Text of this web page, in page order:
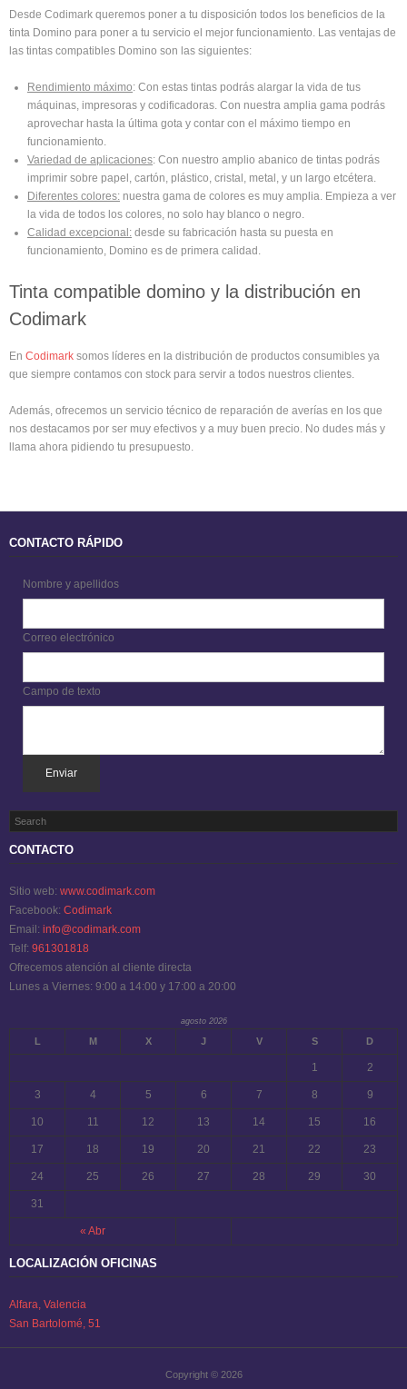
Desde Codimark queremos poner a tu disposición todos los beneficios de la
tinta Domino para poner a tu servicio el mejor funcionamiento. Las ventajas de
las tintas compatibles Domino son las siguientes:
Rendimiento máximo: Con estas tintas podrás alargar la vida de tus
máquinas, impresoras y codificadoras. Con nuestra amplia gama podrás
aprovechar hasta la última gota y contar con el máximo tiempo en
funcionamiento.
Variedad de aplicaciones: Con nuestro amplio abanico de tintas podrás
imprimir sobre papel, cartón, plástico, cristal, metal, y un largo etcétera.
Diferentes colores: nuestra gama de colores es muy amplia. Empieza a ver
la vida de todos los colores, no solo hay blanco o negro.
Calidad excepcional: desde su fabricación hasta su puesta en
funcionamiento, Domino es de primera calidad.
Tinta compatible domino y la distribución en
Codimark
En Codimark somos líderes en la distribución de productos consumibles ya
que siempre contamos con stock para servir a todos nuestros clientes.
Además, ofrecemos un servicio técnico de reparación de averías en los que
nos destacamos por ser muy efectivos y a muy buen precio. No dudes más y
llama ahora pidiendo tu presupuesto.
CONTACTO RÁPIDO
Nombre y apellidos
Correo electrónico
Campo de texto
Enviar
CONTACTO
Sitio web: www.codimark.com
Facebook: Codimark
Email: info@codimark.com
Telf: 961301818
Ofrecemos atención al cliente directa
Lunes a Viernes: 9:00 a 14:00 y 17:00 a 20:00
agosto 2026
L M X J V S D
« Abr
1 2
3 4 5 6 7 8 9
10 11 12 13 14 15 16
17 18 19 20 21 22 23
24 25 26 27 28 29 30
31
LOCALIZACIÓN OFICINAS
Alfara, Valencia
San Bartolomé, 51
Copyright © 2026